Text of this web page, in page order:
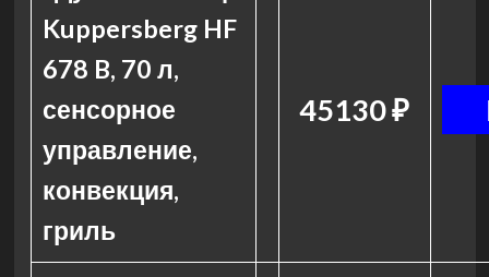
Kuppersberg HF
678 B, 70 л,
сенсорное
управление,
конвекция,
гриль
45130 ₽